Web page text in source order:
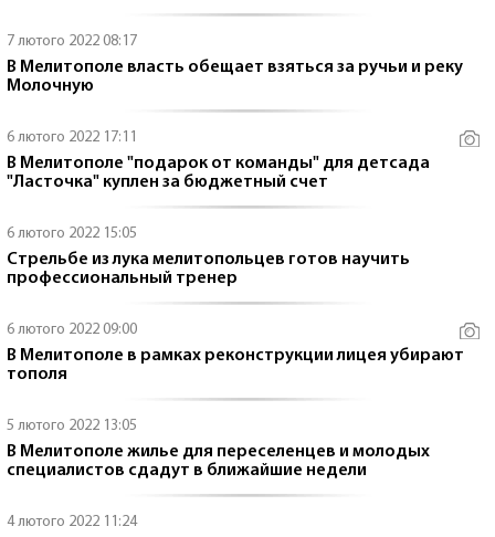
7 лютого 2022 08:17
В Мелитополе власть обещает взяться за ручьи и реку
Молочную
6 лютого 2022 17:11
В Мелитополе "подарок от команды" для детсада
"Ласточка" куплен за бюджетный счет
6 лютого 2022 15:05
Стрельбе из лука мелитопольцев готов научить
профессиональный тренер
6 лютого 2022 09:00
В Мелитополе в рамках реконструкции лицея убирают
тополя
5 лютого 2022 13:05
В Мелитополе жилье для переселенцев и молодых
специалистов сдадут в ближайшие недели
4 лютого 2022 11:24